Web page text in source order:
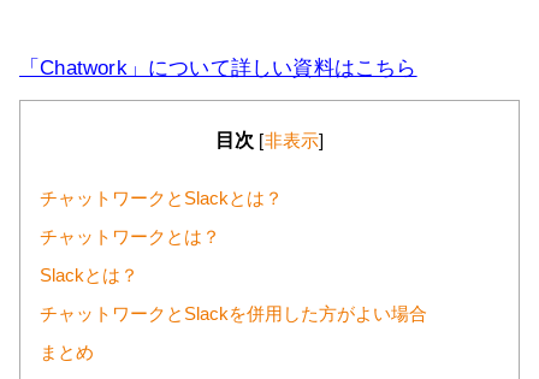
「Chatwork」について詳しい資料はこちら
目次 [非表示]
チャットワークとSlackとは？
チャットワークとは？
Slackとは？
チャットワークとSlackを併用した方がよい場合
まとめ